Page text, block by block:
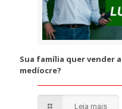
Sua família quer vender
medíocre?
Leia mais